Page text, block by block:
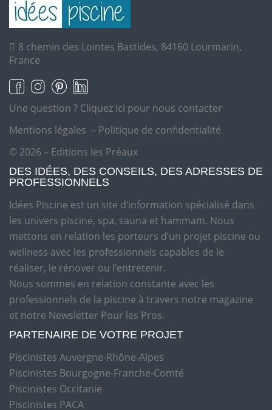
8 chemin des Lointes Bastides, 84160 Lourmarin,
France
Une question ? Cliquez ici pour nous contacter
Mentions légales – Politique de confidentialité
© 2026 – Editions les Préaux
DES IDÉES, DES CONSEILS, DES ADRESSES DE
PROFESSIONNELS
Idées Piscine est un site d’information spécialisé dans
les univers piscine, spa, sauna et hammam. Nous
mettons en relation les porteurs d’un projet piscine ou
wellness avec les professionnels capables de le
réaliser, le rénover ou l’entretenir.
Nous sommes en relation constante avec les
professionnels de la piscine à travers notre magazine
et notre Newsletter Pour les Pros.
PARTENAIRE DE VOTRE PROJET
Piscinistes Auvergne-Rhône-Alpes
Piscinistes Bourgogne-Franche-Comté
Piscinistes Occitanie
Piscinistes PACA